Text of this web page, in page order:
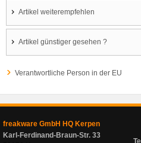
Artikel weiterempfehlen
Artikel günstiger gesehen ?
Verantwortliche Person in der EU
freakware GmbH HQ Kerpen
Karl-Ferdinand-Braun-Str. 33